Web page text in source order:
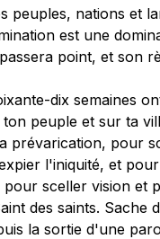
peuples, nations et
est une
point, et son
dix semaines
peuple et sur ta
prévarication, pour
l'iniquité, et
pour sceller vision et
des saints. Sache
la sortie d'une